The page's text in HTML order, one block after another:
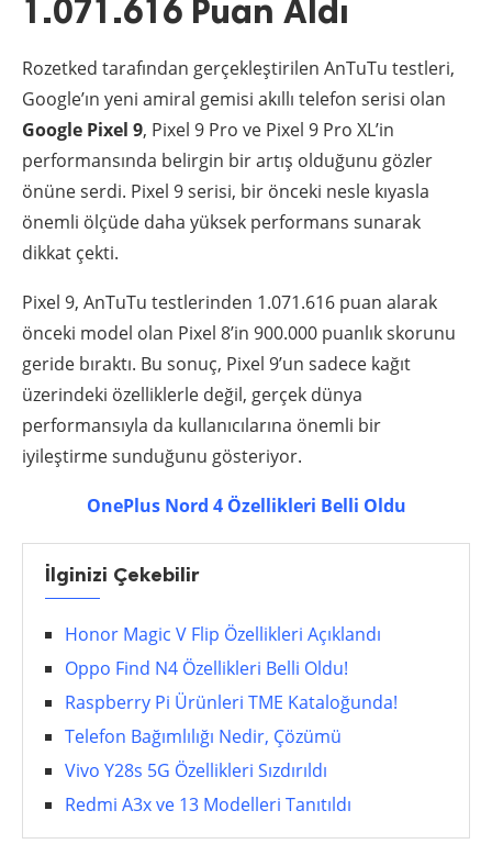
1.071.616 Puan Aldı
Rozetked tarafından gerçekleştirilen AnTuTu testleri,
Google’ın yeni amiral gemisi akıllı telefon serisi olan
Google Pixel 9, Pixel 9 Pro ve Pixel 9 Pro XL’in
performansında belirgin bir artış olduğunu gözler
önüne serdi. Pixel 9 serisi, bir önceki nesle kıyasla
önemli ölçüde daha yüksek performans sunarak
dikkat çekti.
Pixel 9, AnTuTu testlerinden 1.071.616 puan alarak
önceki model olan Pixel 8’in 900.000 puanlık skorunu
geride bıraktı. Bu sonuç, Pixel 9’un sadece kağıt
üzerindeki özelliklerle değil, gerçek dünya
performansıyla da kullanıcılarına önemli bir
iyileştirme sunduğunu gösteriyor.
OnePlus Nord 4 Özellikleri Belli Oldu
İlginizi Çekebilir
Honor Magic V Flip Özellikleri Açıklandı
Oppo Find N4 Özellikleri Belli Oldu!
Raspberry Pi Ürünleri TME Kataloğunda!
Telefon Bağımlılığı Nedir, Çözümü
Vivo Y28s 5G Özellikleri Sızdırıldı
Redmi A3x ve 13 Modelleri Tanıtıldı